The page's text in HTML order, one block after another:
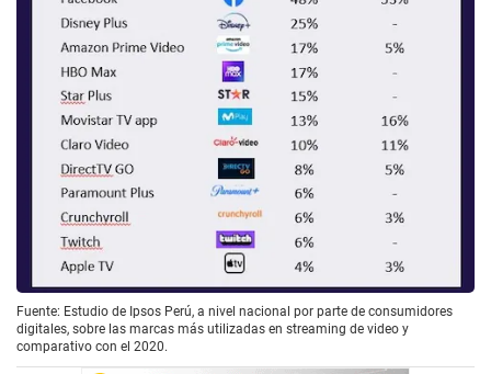
Fuente: Estudio de Ipsos Perú, a nivel nacional por parte de consumidores
digitales, sobre las marcas más utilizadas en streaming de video y
comparativo con el 2020.